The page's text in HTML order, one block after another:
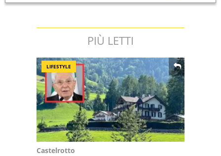
PIÙ LETTI
LIFESTYLE
Castelrotto